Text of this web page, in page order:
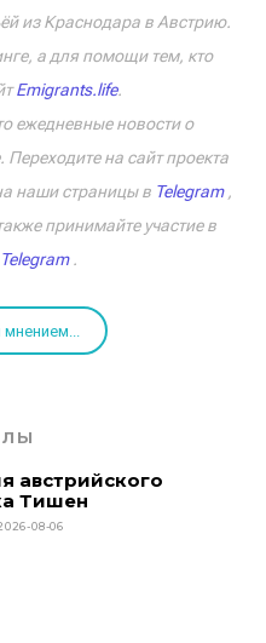
из Краснодара в Австрию.
а для помощи тем, кто
Emigrants.life.
ежедневные новости о
на сайт проекта
наши страницы в Telegram,
принимайте участие в
Telegram.
австрийского
Тишен
08-06